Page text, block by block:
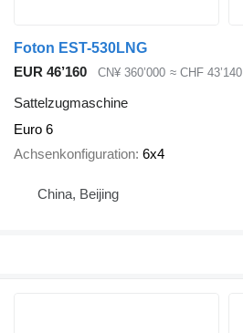
Foton EST-530LNG
EUR 46’160
CN¥ 360’000 ≈ CHF 43’140
Sattelzugmaschine
Euro 6
Achsenkonfiguration 6x4
China, Beijing